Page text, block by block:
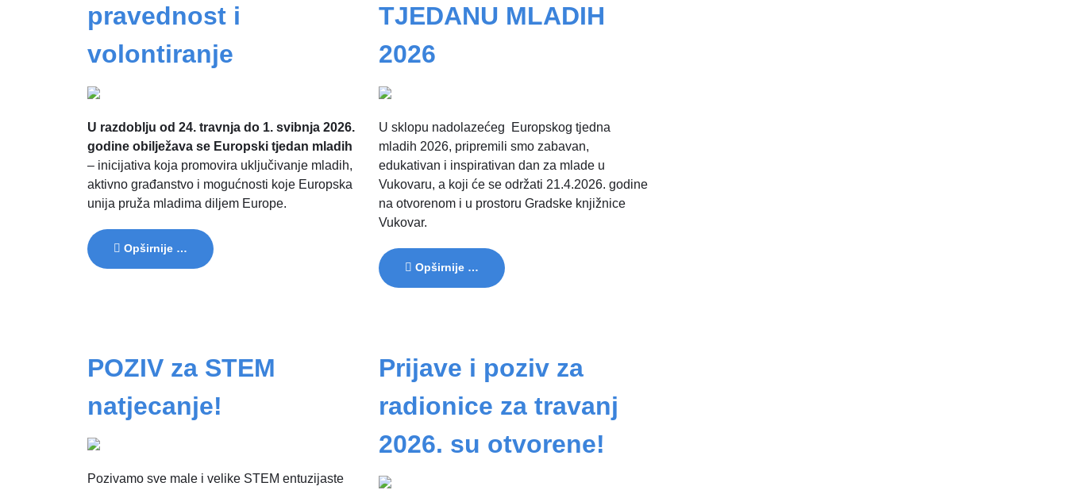
pravednost i
volontiranje
U razdoblju od 24. travnja do 1. svibnja 2026.
godine obilježava se Europski tjedan mladih
– inicijativa koja promovira uključivanje mladih,
aktivno građanstvo i mogućnosti koje Europska
unija pruža mladima diljem Europe.
Opširnije …
TJEDANU MLADIH
2026
U sklopu nadolazećeg Europskog tjedna
mladih 2026, pripremili smo zabavan,
edukativan i inspirativan dan za mlade u
Vukovaru, a koji će se održati 21.4.2026. godine
na otvorenom i u prostoru Gradske knjižnice
Vukovar.
Opširnije …
POZIV za STEM
natjecanje!
Pozivamo sve male i velike STEM entuzijaste
Prijave i poziv za
radionice za travanj
2026. su otvorene!